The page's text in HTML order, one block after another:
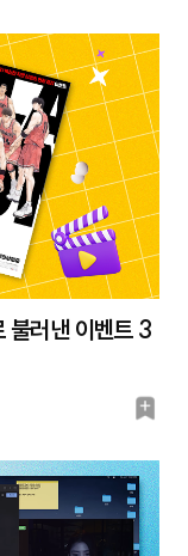
크
불러낸 이벤트 3
북
크